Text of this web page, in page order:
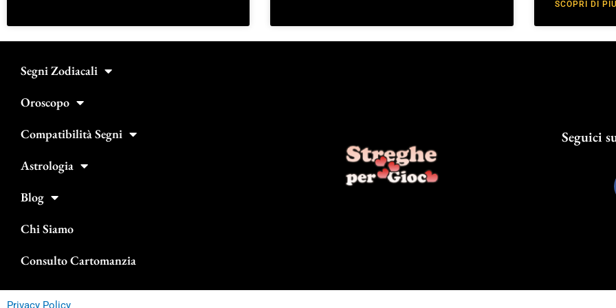
SCOPRI DI
Segni Zodiacali
Oroscopo
Compatibilità Segni
Astrologia
Blog
Chi Siamo
Consulto Cartomanzia
Seguici
Privacy Policy